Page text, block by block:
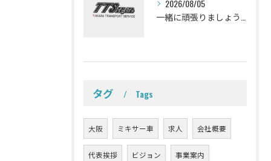
2026/08/05
タグ Tags
大阪 ミキサー車 求人 会社概要
代表挨拶 ビジョン 事業案内